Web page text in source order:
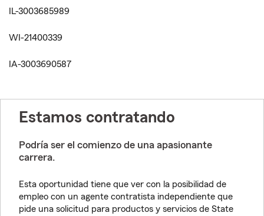
IL-3003685989
WI-21400339
IA-3003690587
Estamos contratando
Podría ser el comienzo de una apasionante
carrera.
Esta oportunidad tiene que ver con la posibilidad de
empleo con un agente contratista independiente que
pide una solicitud para productos y servicios de State